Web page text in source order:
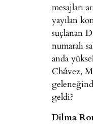
mesajları
yayılan
suçlanan
numaralı
anda
Chávez,
geldi?
Dilma